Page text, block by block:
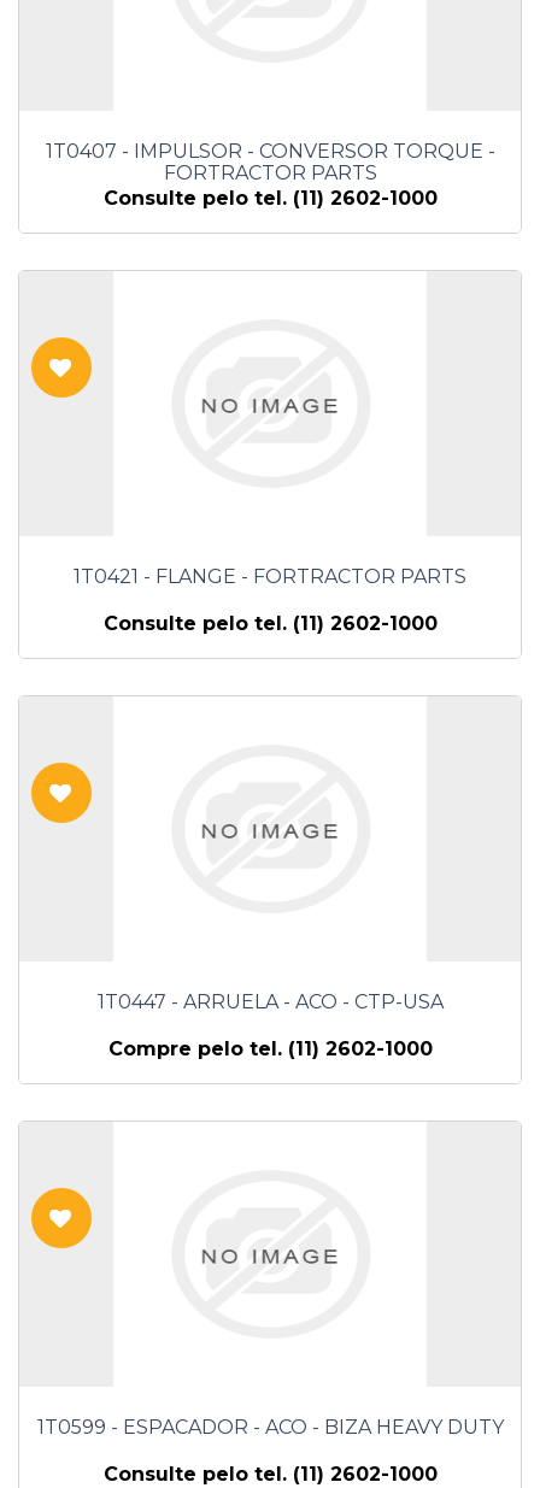
1T0407 - IMPULSOR - CONVERSOR TORQUE -
FORTRACTOR PARTS
Consulte pelo tel. (11) 2602-1000
1T0421 - FLANGE - FORTRACTOR PARTS
Consulte pelo tel. (11) 2602-1000
1T0447 - ARRUELA - ACO - CTP-USA
Compre pelo tel. (11) 2602-1000
1T0599 - ESPACADOR - ACO - BIZA HEAVY DUTY
Consulte pelo tel. (11) 2602-1000